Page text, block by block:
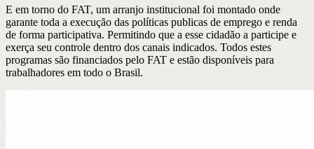
E em torno do FAT, um arranjo institucional foi montado onde
garante toda a execução das políticas publicas de emprego e renda
de forma participativa. Permitindo que a esse cidadão a participe e
exerça seu controle dentro dos canais indicados. Todos estes
programas são financiados pelo FAT e estão disponíveis para
trabalhadores em todo o Brasil.